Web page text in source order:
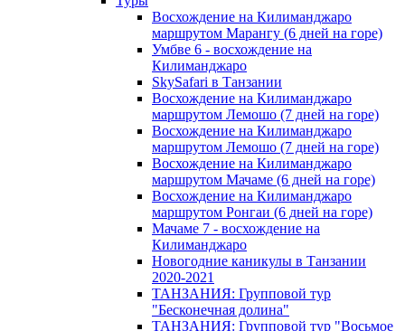
Восхождение на Килиманджаро
маршрутом Марангу (6 дней на горе)
Умбве 6 - восхождение на
Килиманджаро
SkySafari в Танзании
Восхождение на Килиманджаро
маршрутом Лемошо (7 дней на горе)
Восхождение на Килиманджаро
маршрутом Лемошо (7 дней на горе)
Восхождение на Килиманджаро
маршрутом Мачаме (6 дней на горе)
Восхождение на Килиманджаро
маршрутом Ронгаи (6 дней на горе)
Мачаме 7 - восхождение на
Килиманджаро
Новогодние каникулы в Танзании
2020-2021
ТАНЗАНИЯ: Групповой тур
"Бесконечная долина"
ТАНЗАНИЯ: Групповой тур "Восьмое